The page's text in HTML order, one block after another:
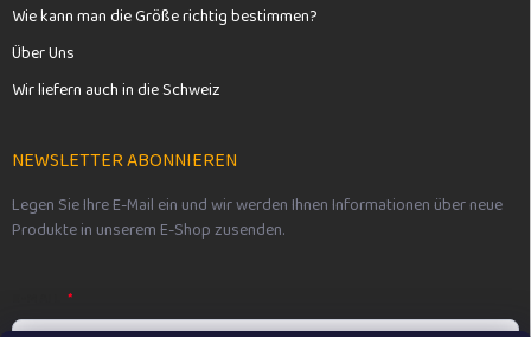
Wie kann man die Größe richtig bestimmen?
Über Uns
Wir liefern auch in die Schweiz
NEWSLETTER ABONNIEREN
Legen Sie Ihre E-Mail ein und wir werden Ihnen Informationen über neue
Produkte in unserem E-Shop zusenden.